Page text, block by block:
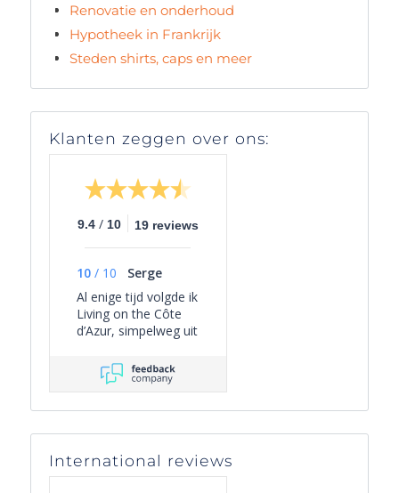
Renovatie en onderhoud
Hypotheek in Frankrijk
Steden shirts, caps en meer
Klanten zeggen over ons:
9.4 / 10 19 reviews
10 / 10
Serge
Al enige tijd volgde ik
Living on the Côte
d’Azur, simpelweg uit
interesse, omdat het
een overzichtelijk
beeld geeft van het
actuele aanbod van
villa’s in Zuid-
er leuke periodieke
mails worden
International reviews